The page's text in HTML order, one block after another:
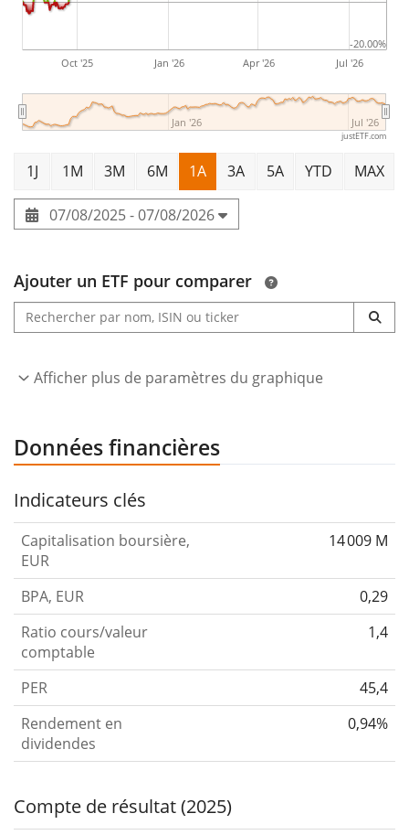
Oct '25 Jan '26 Apr '26 Jul '26
Jan '26 Jul '26
-20.00%
justETF.com
1J 1M 3M 6M 1A 3A 5A YTD MAX
07/08/2025 - 07/08/2026
Ajouter un ETF pour comparer
Afficher plus de paramètres du graphique
Données financières
Indicateurs clés
Capitalisation boursière,
EUR
14 009 M
BPA, EUR
0,29
Ratio cours/valeur
comptable
1,4
PER
45,4
Rendement en
dividendes
0,94%
Compte de résultat (2025)